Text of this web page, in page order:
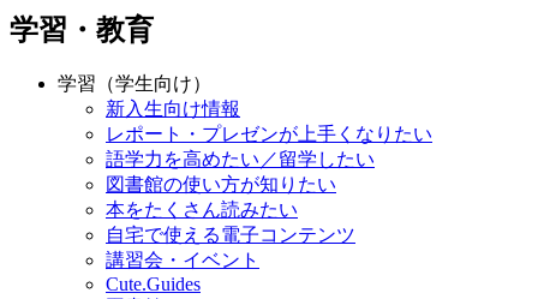
学習・教育
学習（学生向け）
新入生向け情報
レポート・プレゼンが上手くなりたい
語学力を高めたい／留学したい
図書館の使い方が知りたい
本をたくさん読みたい
自宅で使える電子コンテンツ
講習会・イベント
Cute.Guides